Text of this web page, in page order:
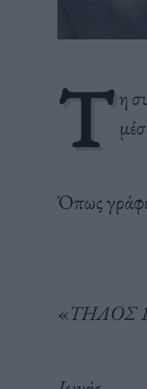
Τ η
Όπως
«ΤΗΛΟΣ